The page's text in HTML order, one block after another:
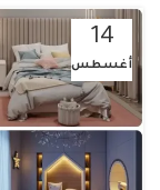
14
أغسطس